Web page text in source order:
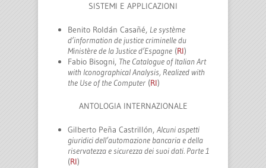
SISTEMI E APPLICAZIONI
Benito Roldán Casañé, Le système
d’information de justice criminelle du
Ministère de la Justice d’Espagne (RI)
Fabio Bisogni, The Catalogue of Italian Art
with Iconographical Analysis, Realized with
the Use of the Computer (RI)
ANTOLOGIA INTERNAZIONALE
Gilberto Peña Castrillón, Alcuni aspetti
giuridici dell’automazione bancaria e della
riservatezza e sicurezza dei suoi dati. Parte 1
(RI)